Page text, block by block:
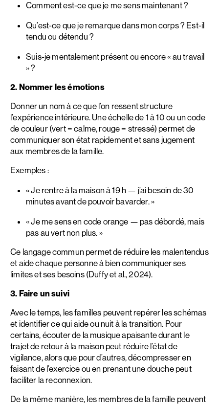
Comment est-ce que je me sens maintenant ?
Qu’est-ce que je remarque dans mon corps ? Est-il
tendu ou détendu ?
Suis-je mentalement présent ou encore « au travail
» ?
2. Nommer les émotions
Donner un nom à ce que l’on ressent structure
l’expérience intérieure. Une échelle de 1 à 10 ou un code
de couleur (vert = calme, rouge = stressé) permet de
communiquer son état rapidement et sans jugement
aux membres de la famille.
Exemples :
« Je rentre à la maison à 19 h — j’ai besoin de 30
minutes avant de pouvoir bavarder. »
« Je me sens en code orange — pas débordé, mais
pas au vert non plus. »
Ce langage commun permet de réduire les malentendus
et aide chaque personne à bien communiquer ses
limites et ses besoins (Duffy et al., 2024).
3. Faire un suivi
Avec le temps, les familles peuvent repérer les schémas
et identifier ce qui aide ou nuit à la transition. Pour
certains, écouter de la musique apaisante durant le
trajet de retour à la maison peut réduire l’état de
vigilance, alors que pour d’autres, décompresser en
faisant de l’exercice ou en prenant une douche peut
faciliter la reconnexion.
De la même manière, les membres de la famille peuvent